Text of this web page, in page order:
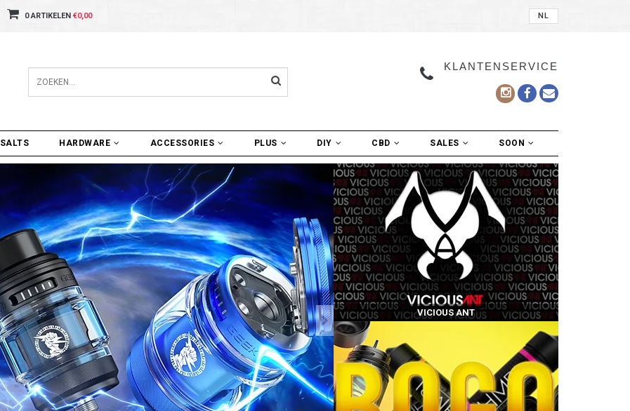
0 ARTIKELEN €0,00 NL
KLANTENSERVICE
SALTS HARDWARE ACCESSORIES PLUS DIY CBD SALES SOON
VICIOUS ANT